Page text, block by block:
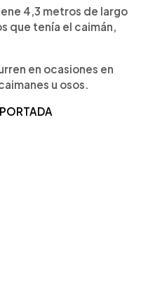
4,3 metros de largo
que tenía el caimán,
en ocasiones en
u osos.